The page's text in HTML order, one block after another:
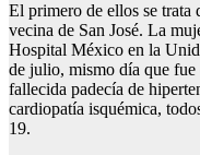
El primero de ellos se trata
vecina de San José. La
Hospital México en la
de julio, mismo día que
fallecida padecía de
cardiopatía isquémica,
19.